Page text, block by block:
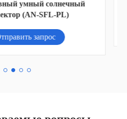
умный солнечный
(AN-SFL-PL)
запрос